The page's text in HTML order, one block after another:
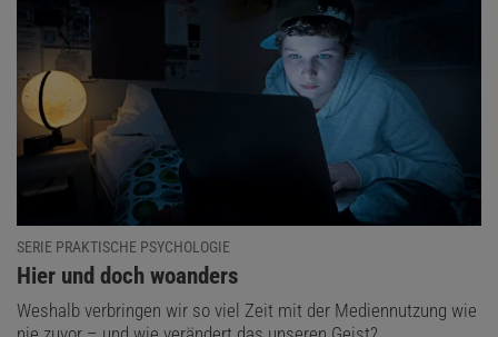
SERIE PRAKTISCHE PSYCHOLOGIE
:
Hier und doch woanders
Weshalb verbringen wir so viel Zeit mit der Mediennutzung wie